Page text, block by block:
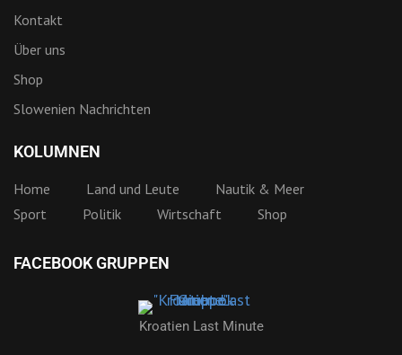
Kontakt
Über uns
Shop
Slowenien Nachrichten
KOLUMNEN
Home Land und Leute
Nautik & Meer
Sport
Politik Wirtschaft Shop
FACEBOOK GRUPPEN
Kroatien Last Minute